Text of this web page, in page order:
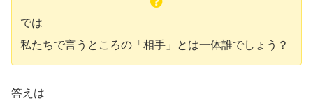
では
私たちで言うところの「相手」とは一体誰でしょう？
答えは